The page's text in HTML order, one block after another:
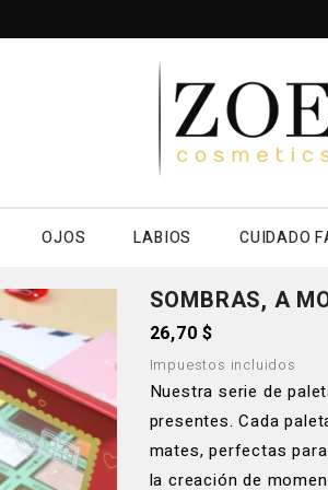
OJOS LABIOS CUIDADO
SOMBRAS, A
26,70 $
Impuestos incluidos
Nuestra serie de
presentes. Cada
mates, perfectas
la creación de